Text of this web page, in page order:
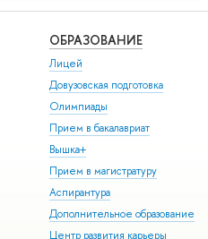
ОБРАЗОВАНИЕ
Лицей
Довузовская подготовка
Олимпиады
Прием в бакалавриат
Вышка+
Прием в магистратуру
Аспирантура
Дополнительное образование
Центр развития карьеры